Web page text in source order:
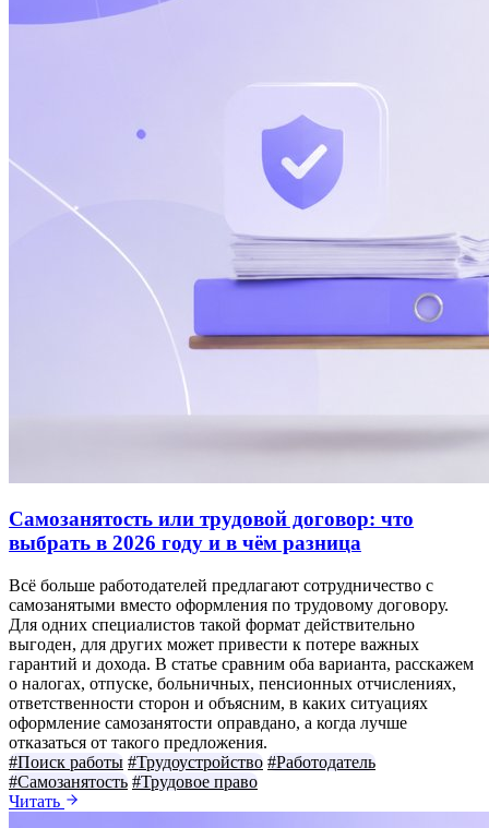
Самозанятость или трудовой договор: что
выбрать в 2026 году и в чём разница
Всё больше работодателей предлагают сотрудничество с
самозанятыми вместо оформления по трудовому договору.
Для одних специалистов такой формат действительно
выгоден, для других может привести к потере важных
гарантий и дохода. В статье сравним оба варианта, расскажем
о налогах, отпуске, больничных, пенсионных отчислениях,
ответственности сторон и объясним, в каких ситуациях
оформление самозанятости оправдано, а когда лучше
отказаться от такого предложения.
#Поиск работы #Трудоустройство #Работодатель
#Самозанятость #Трудовое право
Читать